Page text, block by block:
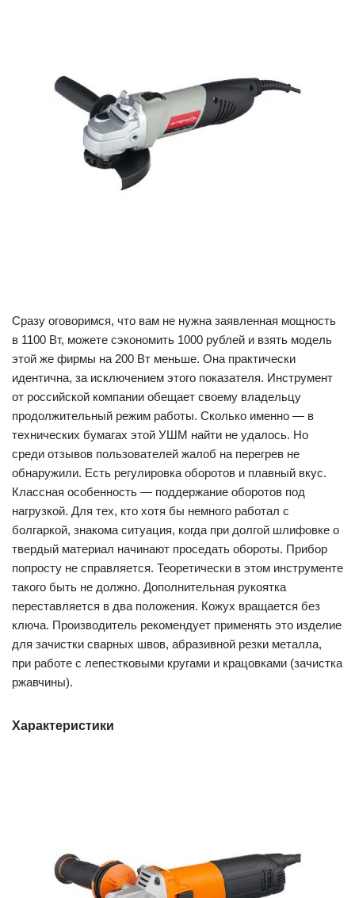
Сразу оговоримся, что вам не нужна заявленная мощность
в 1100 Вт, можете сэкономить 1000 рублей и взять модель
этой же фирмы на 200 Вт меньше. Она практически
идентична, за исключением этого показателя. Инструмент
от российской компании обещает своему владельцу
продолжительный режим работы. Сколько именно — в
технических бумагах этой УШМ найти не удалось. Но
среди отзывов пользователей жалоб на перегрев не
обнаружили. Есть регулировка оборотов и плавный вкус.
Классная особенность — поддержание оборотов под
нагрузкой. Для тех, кто хотя бы немного работал с
болгаркой, знакома ситуация, когда при долгой шлифовке о
твердый материал начинают проседать обороты. Прибор
попросту не справляется. Теоретически в этом инструменте
такого быть не должно. Дополнительная рукоятка
переставляется в два положения. Кожух вращается без
ключа. Производитель рекомендует применять это изделие
для зачистки сварных швов, абразивной резки металла,
при работе с лепестковыми кругами и крацовками (зачистка
ржавчины).
Характеристики